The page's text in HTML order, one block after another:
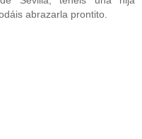
abrazarla prontito.